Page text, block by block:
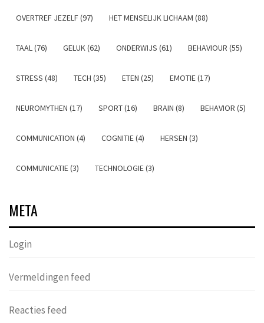
OVERTREF JEZELF (97) HET MENSELIJK LICHAAM (88)
TAAL (76) GELUK (62) ONDERWIJS (61) BEHAVIOUR (55)
STRESS (48) TECH (35) ETEN (25) EMOTIE (17)
NEUROMYTHEN (17) SPORT (16) BRAIN (8) BEHAVIOR (5)
COMMUNICATION (4) COGNITIE (4) HERSEN (3)
COMMUNICATIE (3) TECHNOLOGIE (3)
META
Login
Vermeldingen feed
Reacties feed